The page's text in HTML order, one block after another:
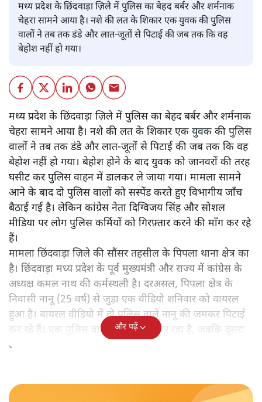
मध्य प्रदेश के छिंदवाड़ा ज़िले में पुलिस का बेहद बर्बर और शर्मनाक
चेहरा सामने आया है। नशे की लत के शिकार एक युवक की पुलिस
वालों ने तब तक डंडे और लात-जूतों से पिटाई की जब तक कि वह
बेहोश नहीं हो गया।
मध्य प्रदेश के छिंदवाड़ा ज़िले में पुलिस का बेहद बर्बर और शर्मनाक
चेहरा सामने आया है। नशे की लत के शिकार एक युवक की पुलिस
वालों ने तब तक डंडे और लात-जूतों से पिटाई की जब तक कि वह
बेहोश नहीं हो गया। बेहोश होने के बाद युवक को जानवरों की तरह
घसीट कर पुलिस वाहन में डालकर ले जाया गया। मामला सामने
आने के बाद दो पुलिस वालों को सस्पेंड करते हुए विभागीय जाँच
बैठाई गई है। लेकिन कांग्रेस नेता दिग्विजय सिंह और सोशल
मीडिया पर लोग पुलिस कर्मियों को गिरफ़्तार करने की माँग कर रहे
हैं।
मामला छिंदवाड़ा ज़िले की सौंसर तहसील के पिपला थाना क्षेत्र का
है। छिंदवाड़ा मध्य प्रदेश के पूर्व मुख्यमंत्री और राज्य में कांग्रेस के
अध्यक्ष कमल नाथ की कर्मस्थली है। दरअसल, पिपला क्षेत्र के
निवासी नानू (25 वर्ष) से जुड़ा एक वीडियो शनिवार को वायरल
हुआ है। वायरल वीडियो में दो पुलिस वाले नानू की जमकर पिटाई
कर रहे हैं। एक पुलिस वाला उसे डंडों से मार रहा है, जबकि दूसरा
उकसा रहा है।
और पढ़ें